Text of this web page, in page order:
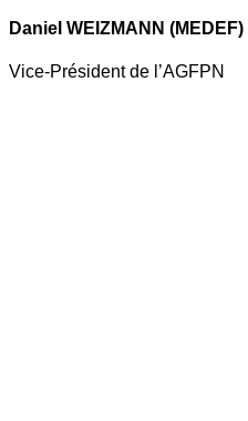
Daniel WEIZMANN (MEDEF)
Vice-Président de l’AGFPN